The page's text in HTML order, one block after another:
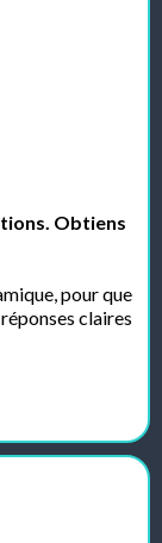
Obtiens
pour que
claires